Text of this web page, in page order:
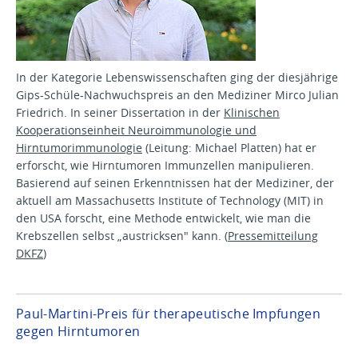
In der Kategorie Lebenswissenschaften ging der diesjährige
Gips-Schüle-Nachwuchspreis an den Mediziner Mirco Julian
Friedrich. In seiner Dissertation in der Klinischen
Kooperationseinheit Neuroimmunologie und
Hirntumorimmunologie (Leitung: Michael Platten) hat er
erforscht, wie Hirntumoren Immunzellen manipulieren.
Basierend auf seinen Erkenntnissen hat der Mediziner, der
aktuell am Massachusetts Institute of Technology (MIT) in
den USA forscht, eine Methode entwickelt, wie man die
Krebszellen selbst „austricksen" kann. (Pressemitteilung
DKFZ)
Paul-Martini-Preis für therapeutische Impfungen
gegen Hirntumoren